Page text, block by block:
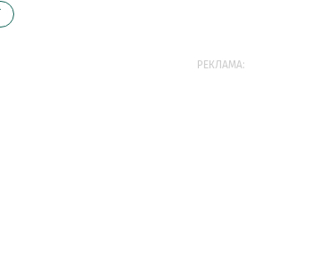
РЕКЛАМА: